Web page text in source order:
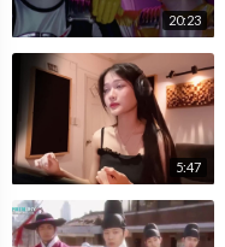
20:23
5:47